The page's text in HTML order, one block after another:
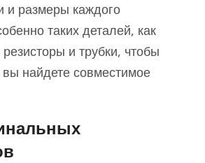
и размеры каждого
таких деталей, как
и трубки, чтобы
вы найдете совместимое